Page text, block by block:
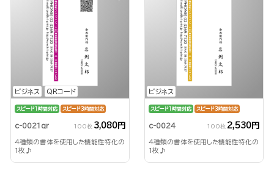
ビジネス QRコード
スピード1時間対応 スピード3時間対応
c-0021qr 100枚 3,080円
4種類の書体を使用した機能性特化の
1枚♪
ビジネス
スピード1時間対応 スピード3時間対応
c-0024 100枚 2,530円
4種類の書体を使用した機能性特化の
1枚♪